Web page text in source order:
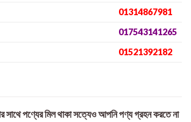
01314867981
017543141265
01521392182
সাথে পণ্যের মিল থাকা সত্যেও আপনি পণ্য গ্রহন করতে না